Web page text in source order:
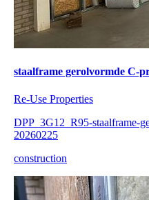
staalframe gerolvormde C-
Re-Use Properties
DPP_3G12_R95-staalframe-
20260225
construction